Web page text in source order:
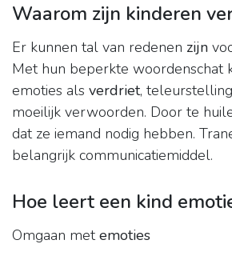
Waarom zijn kinderen
Er kunnen tal van redenen zijn
Met hun beperkte woordenschat
emoties als verdriet,
moeilijk verwoorden. Door te
dat ze iemand nodig hebben.
belangrijk communicatiemiddel.
Hoe leert een kind
Omgaan metemoties